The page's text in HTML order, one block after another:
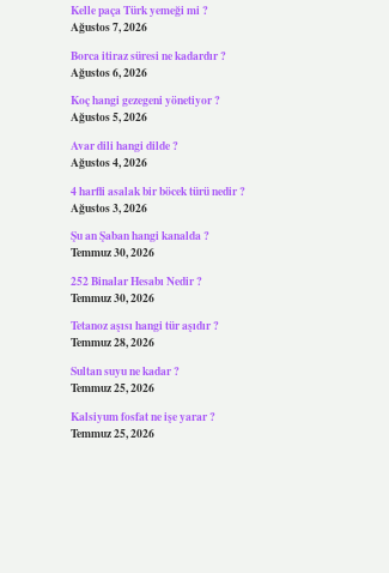
Kelle paça Türk yemeği mi ?
Ağustos 7, 2026
Borca itiraz süresi ne kadardır ?
Ağustos 6, 2026
Koç hangi gezegeni yönetiyor ?
Ağustos 5, 2026
Avar dili hangi dilde ?
Ağustos 4, 2026
4 harfli asalak bir böcek türü nedir ?
Ağustos 3, 2026
Şu an Şaban hangi kanalda ?
Temmuz 30, 2026
252 Binalar Hesabı Nedir ?
Temmuz 30, 2026
Tetanoz aşısı hangi tür aşıdır ?
Temmuz 28, 2026
Sultan suyu ne kadar ?
Temmuz 25, 2026
Kalsiyum fosfat ne işe yarar ?
Temmuz 25, 2026